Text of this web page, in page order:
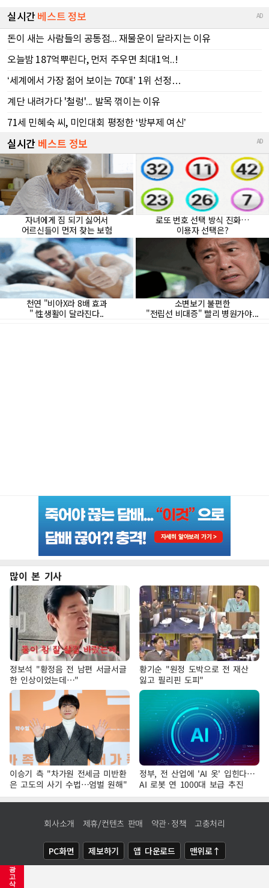
광
고
삭
많이 본 기사
정보석 "황정음 전 남편 서글서글
한 인상이었는데…"
황기순 "원정 도박으로 전 재산
잃고 필리핀 도피"
이승기 측 "차가원 전세금 미반환
은 고도의 사기 수법…엄벌 원해"
정부, 전 산업에 'AI 옷' 입힌다…
AI 로봇 연 1000대 보급 추진
회사소개 제휴/컨텐츠 판매 약관·정책 고충처리
PC화면 제보하기 앱 다운로드 맨위로↑